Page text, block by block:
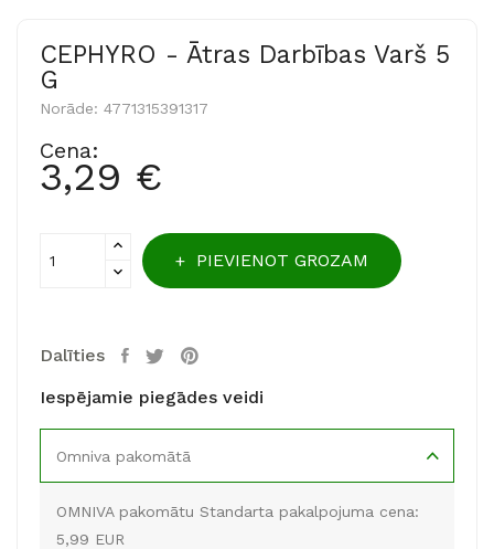
CEPHYRO - Ātras Darbības Varš 5
G
Norāde: 4771315391317
Cena:
3,29 €
PIEVIENOT GROZAM
Dalīties
Iespējamie piegādes veidi
Omniva pakomātā
OMNIVA pakomātu Standarta pakalpojuma cena:
5,99 EUR